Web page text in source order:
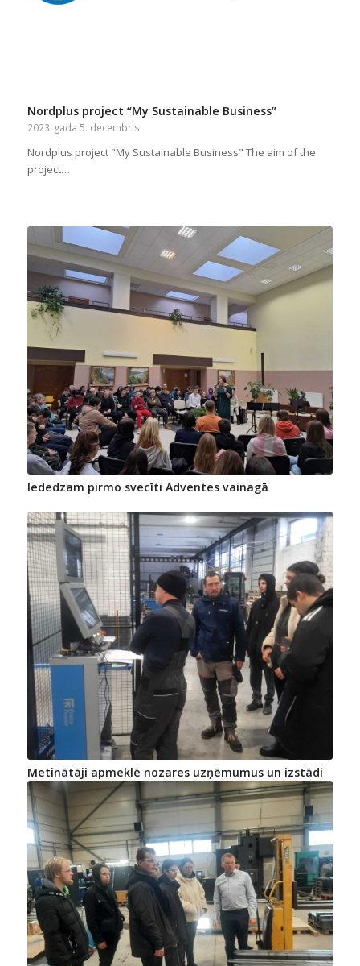
Nordplus project “My Sustainable Business”
2023. gada 5. decembris
Nordplus project "My Sustainable Business" The aim of the
project…
Iededzam pirmo svecīti Adventes vainagā
Metinātāji apmeklē nozares uzņēmumus un izstādi